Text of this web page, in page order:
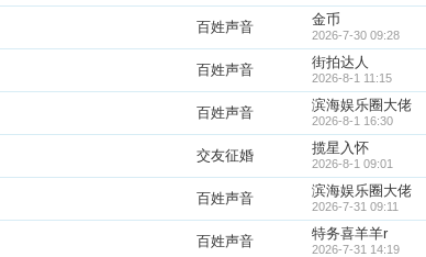
百姓声音 金币
2026-7-30 09:28
百姓声音 街拍达人
2026-8-1 11:15
百姓声音 滨海娱乐圈大佬
2026-8-1 16:30
交友征婚 揽星入怀
2026-8-1 09:01
百姓声音 滨海娱乐圈大佬
2026-7-31 09:11
百姓声音 特务喜羊羊r
2026-7-31 14:19